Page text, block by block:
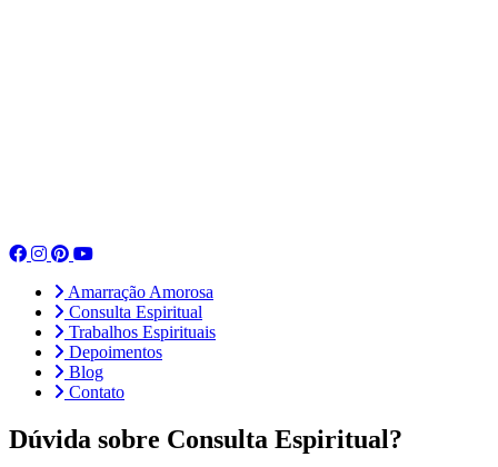
Amarração Amorosa
Consulta Espiritual
Trabalhos Espirituais
Depoimentos
Blog
Contato
Dúvida sobre Consulta Espiritual?